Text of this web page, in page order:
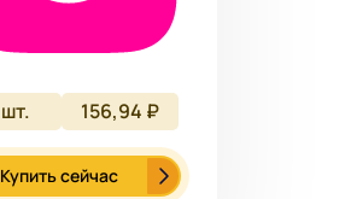
шт. 156,94 ₽
Купить сейчас